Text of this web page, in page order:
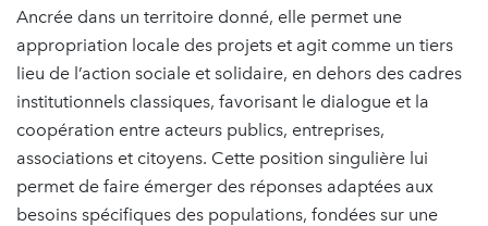
Ancrée dans un territoire donné, elle permet une
appropriation locale des projets et agit comme un tiers
lieu de l’action sociale et solidaire, en dehors des cadres
institutionnels classiques, favorisant le dialogue et la
coopération entre acteurs publics, entreprises,
associations et citoyens. Cette position singulière lui
permet de faire émerger des réponses adaptées aux
besoins spécifiques des populations, fondées sur une